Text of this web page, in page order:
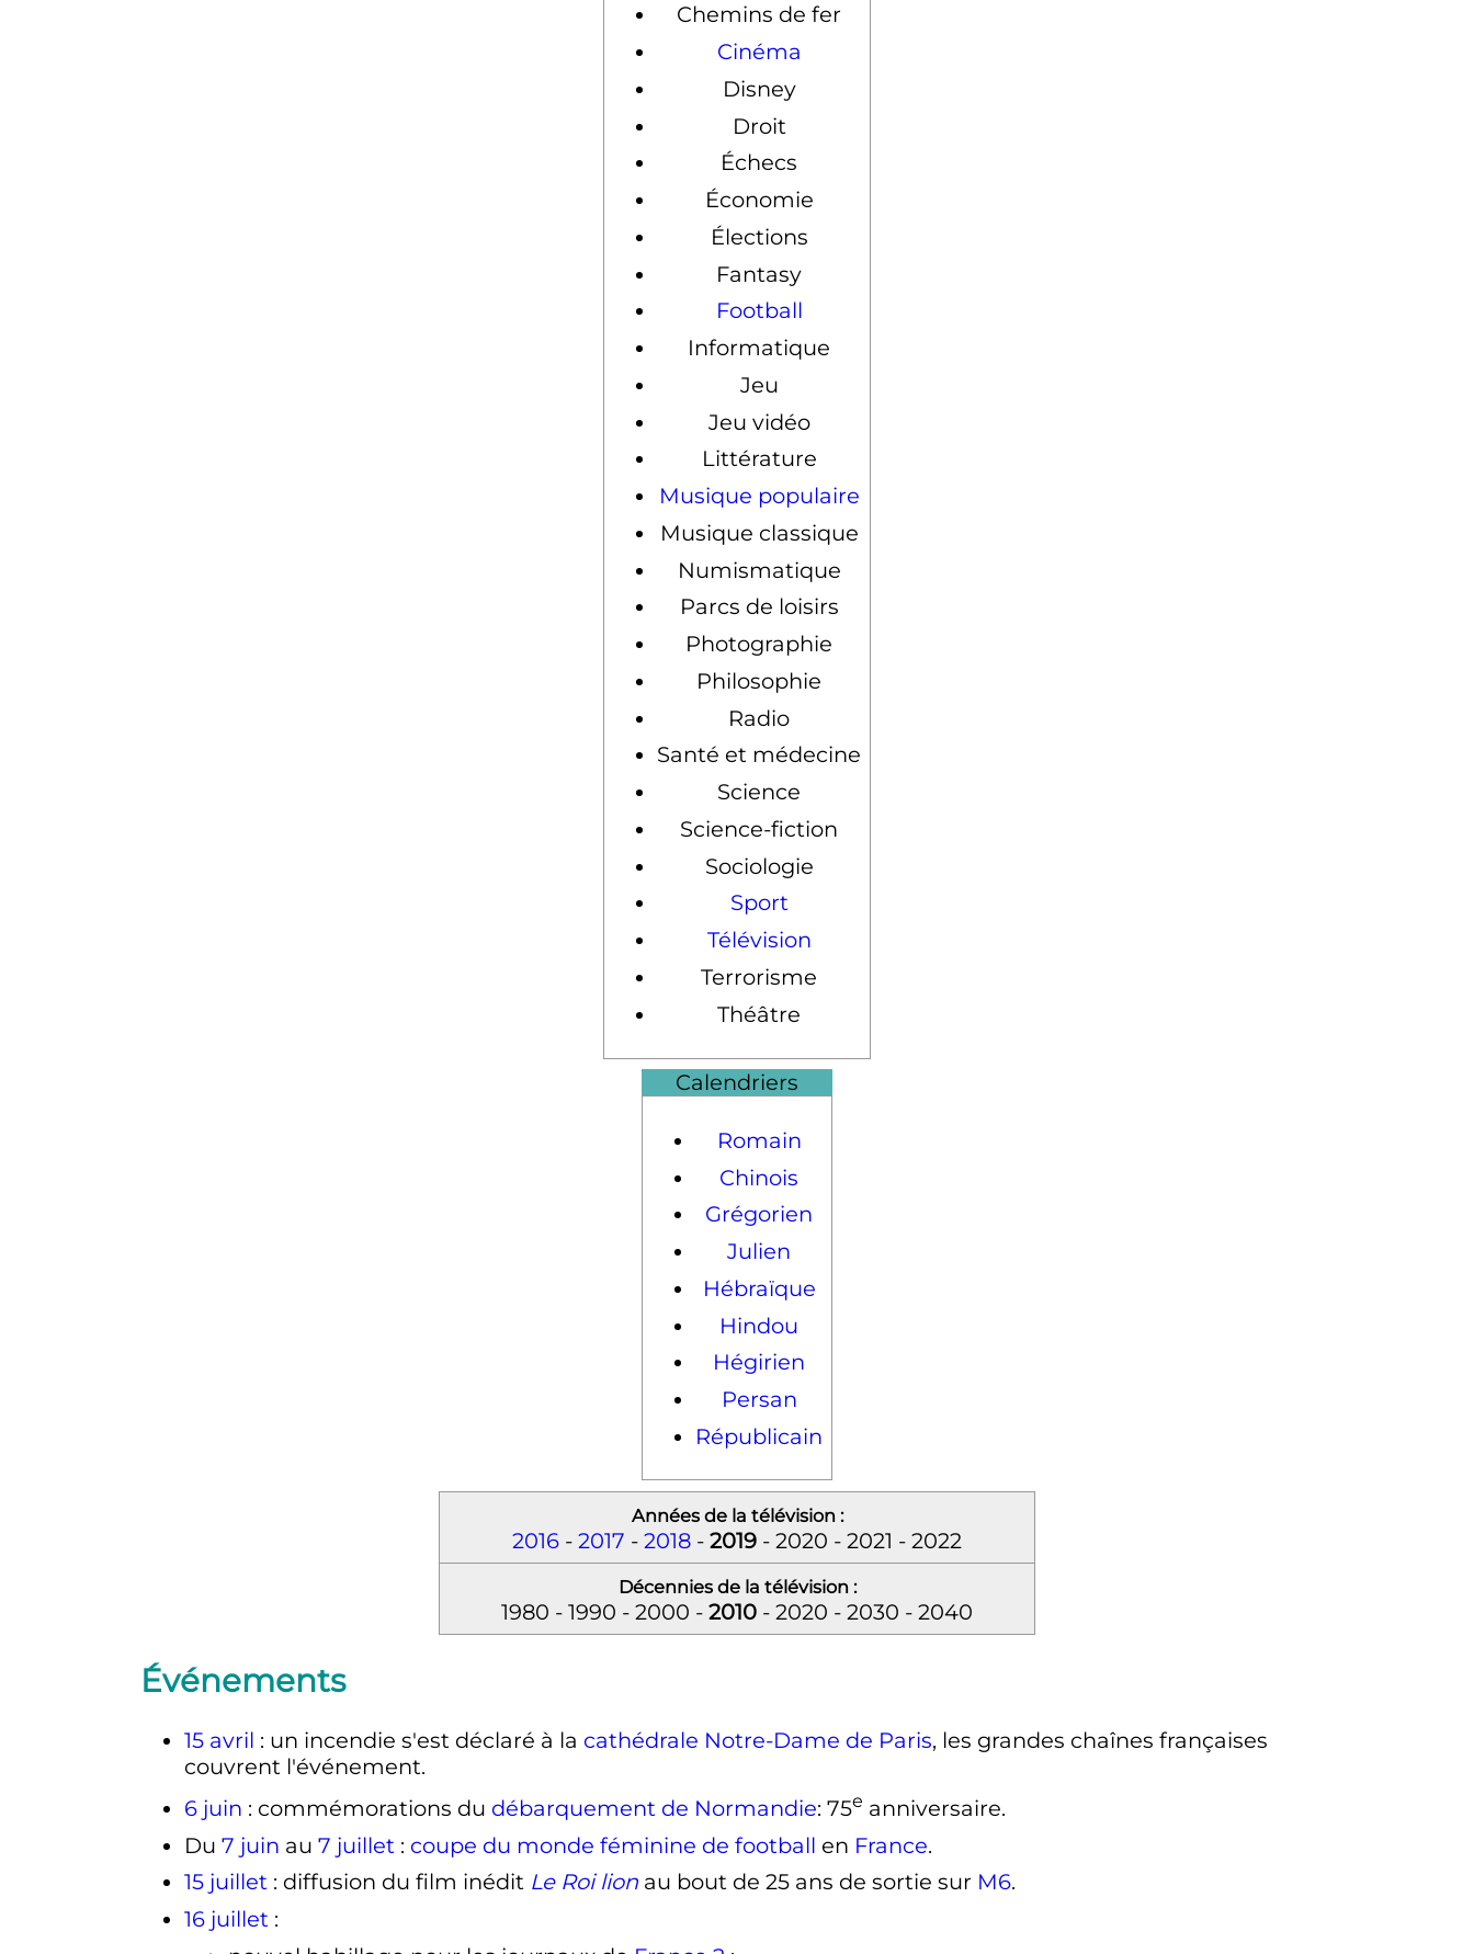
Chemins de fer
Cinéma
Disney
Droit
Échecs
Économie
Élections
Fantasy
Football
Informatique
Jeu
Jeu vidéo
Littérature
Musique populaire
Musique classique
Numismatique
Parcs de loisirs
Photographie
Philosophie
Radio
Santé et médecine
Science
Science-fiction
Sociologie
Sport
Télévision
Terrorisme
Théâtre
Calendriers
Romain
Chinois
Grégorien
Julien
Hébraïque
Hindou
Hégirien
Persan
Républicain
Années de la télévision :
2016 - 2017 - 2018 - 2019 - 2020 - 2021 - 2022
Décennies de la télévision :
1980 - 1990 - 2000 - 2010 - 2020 - 2030 - 2040
Événements
15 avril : un incendie s'est déclaré à la cathédrale Notre-Dame de Paris, les grandes chaînes françaises
couvrent l'événement.
6 juin : commémorations du débarquement de Normandie: 75e anniversaire.
Du 7 juin au 7 juillet : coupe du monde féminine de football en France.
15 juillet : diffusion du film inédit Le Roi lionau bout de 25 ans de sortie sur M6.
16 juillet :